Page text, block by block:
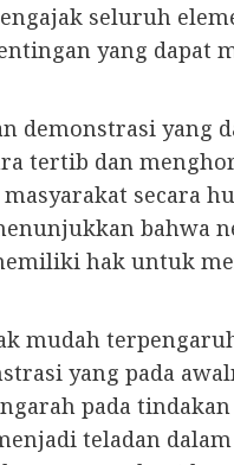
seluruh
yang dapat
demonstrasi yang
tertib dan
secara
bahwa
hak untuk
mudah
yang pada
pada
teladan